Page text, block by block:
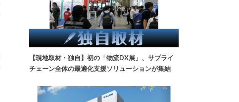
【現地取材・独自】初の「物流DX展」、サプライ
チェーン全体の最適化支援ソリューションが集結